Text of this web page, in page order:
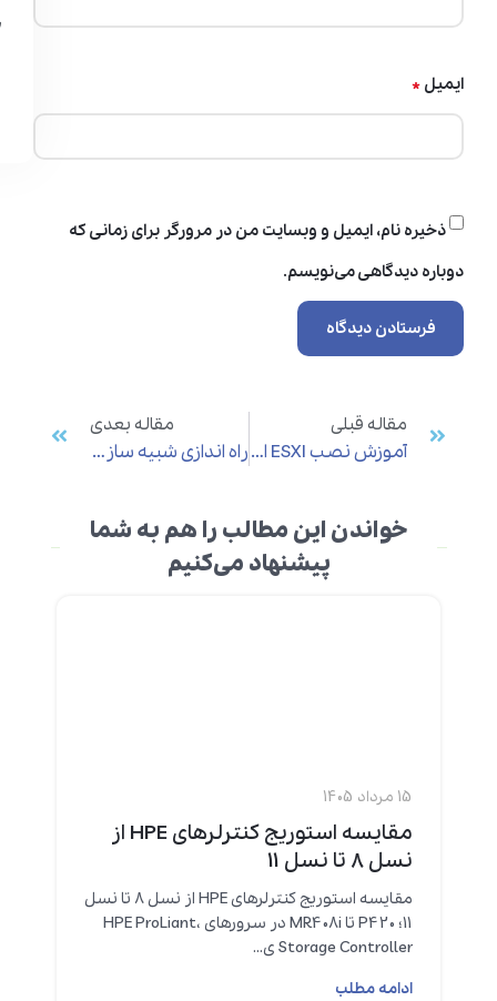
ایمیل *
ذخیره نام، ایمیل و وبسایت من در مرورگر برای زمانی که
دوباره دیدگاهی می‌نویسم.
مقاله قبلی
آموزش نصب ESXI از طریق ILO
مقاله بعدی
راه اندازی شبیه ساز Eve-Ng
خواندن این مطالب را هم به شما
پیشنهاد می‌کنیم
15 مرداد 1405
مقایسه استوریج کنترلرهای HPE از
نسل 8 تا نسل 11
مقایسه استوریج کنترلرهای HPE از نسل 8 تا نسل
11؛ P420 تا MR408i در سرورهای HPE ProLiant،
Storage Controller ی...
ادامه مطلب